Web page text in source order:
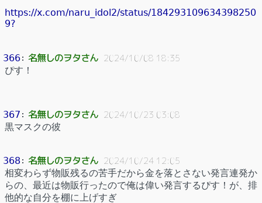
https://x.com/naru_idol2/status/184293109634398250
9?
366： 名無しのヲタさん 2024/10/08 18:35
ぴす！
367 ： 名無しのヲタさん 2024/10/23 03:08
黒マスクの彼
368 ： 名無しのヲタさん 2024/10/24 12:05
相変わらず物販残るの苦手だから金を落とさない発言連発か
らの、最近は物販行ったので俺は偉い発言するぴす！が、排
他的な自分を棚に上げすぎ